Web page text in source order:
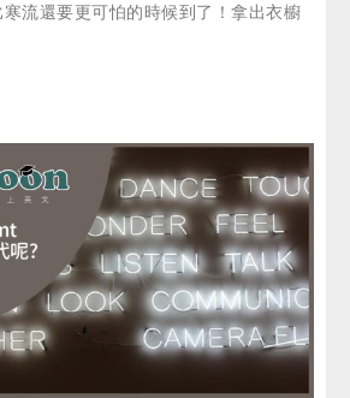
寒流還要更可怕的時候到了！拿出衣櫥